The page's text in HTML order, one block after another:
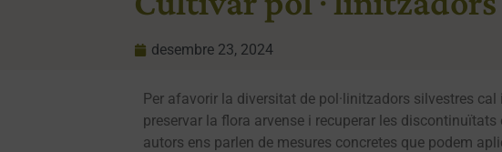
desembre 23, 2024
Per afavorir la diversitat de pol·linitzadors silvestres
preservar la flora arvense i recuperar les
autors ens parlen de mesures concretes que podem